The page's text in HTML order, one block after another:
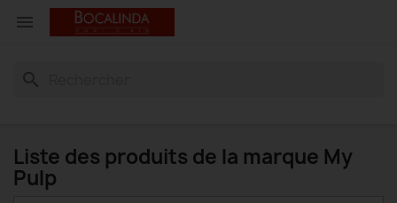

search
Liste des produits de la marque My
Pulp